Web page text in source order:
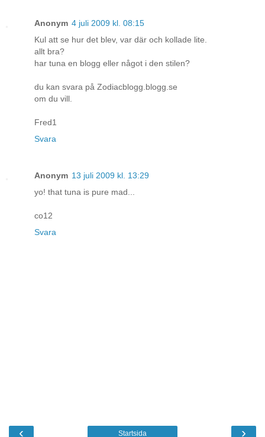
Anonym 4 juli 2009 kl. 08:15
Kul att se hur det blev, var där och kollade lite.
allt bra?
har tuna en blogg eller något i den stilen?
du kan svara på Zodiacblogg.blogg.se
om du vill.
Fred1
Svara
Anonym 13 juli 2009 kl. 13:29
yo! that tuna is pure mad...
co12
Svara
‹ ›
Startsida